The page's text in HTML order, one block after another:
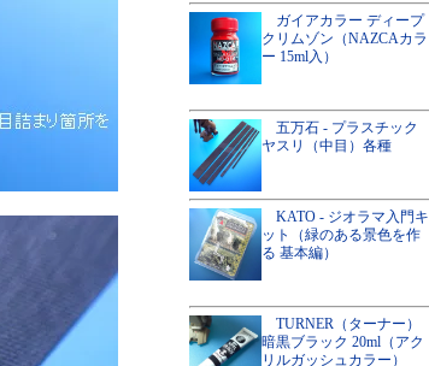
ガイアカラー ディープ
クリムゾン（NAZCAカラ
ー 15ml入）
五万石 - プラスチック
ヤスリ（中目）各種
KATO - ジオラマ入門キ
ット（緑のある景色を作
る 基本編）
TURNER（ターナー）
暗黒ブラック 20ml（アク
リルガッシュカラー）